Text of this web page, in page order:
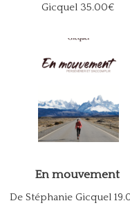
Gicquel 35.00€
En mouvement
De Stéphanie Gicquel